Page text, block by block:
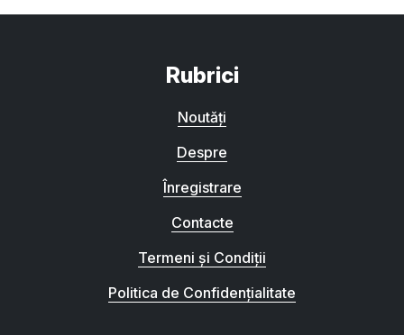
Rubrici
Noutăți
Despre
Înregistrare
Contacte
Termeni și Condiții
Politica de Confidențialitate